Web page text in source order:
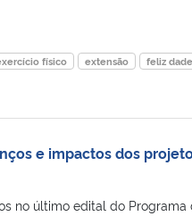
físico extensão
feliz dade
e impactos dos
no último edital do Programa